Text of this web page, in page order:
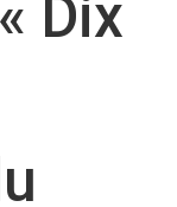
Dix